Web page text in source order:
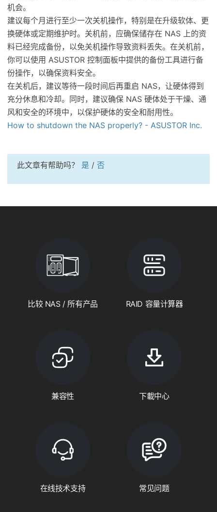
机会。
建议每个月进行至少一次关机操作，特别是在升级软体、更
换硬体或定期维护时。关机前，应确保储存在 NAS 上的资
料已经完成备份，以免关机操作导致资料丢失。在关机前，
你可以使用 ASUSTOR 控制面板中提供的备份工具进行备
份操作，以确保资料安全。
在关机后，建议等待一段时间后再重启 NAS，让硬体得到
充分休息和冷却。同时，建议确保 NAS 硬体处于干燥、通
风和安全的环境中，以保护硬体的安全和耐用性。
How to shutdown the NAS properly? - ASUSTOR Inc.
此文章有帮助吗？ 是 / 否
比较 NAS / 所有产品 RAID 容量计算器
兼容性 下載中心
在线技术支持 常见问题